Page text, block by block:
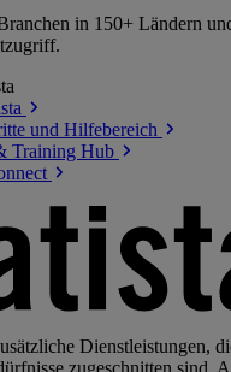
in 150+ Ländern
und Hilfebereich
Training Hub
Dienstleistungen,
zugeschnitten sind.